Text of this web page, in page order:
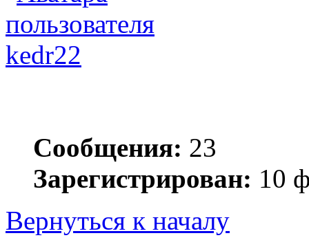
kedr22
Сообщения: 23
Зарегистрирован: 10
Вернуться к началу